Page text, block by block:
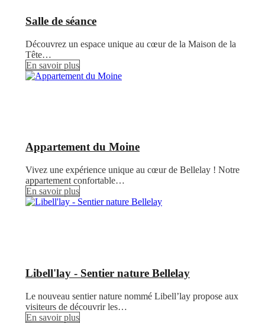
Salle de séance
Découvrez un espace unique au cœur de la Maison de la
Tête…
En savoir plus
Appartement du Moine
Vivez une expérience unique au cœur de Bellelay ! Notre
appartement confortable…
En savoir plus
Libell'lay - Sentier nature Bellelay
Le nouveau sentier nature nommé Libell’lay propose aux
visiteurs de découvrir les…
En savoir plus